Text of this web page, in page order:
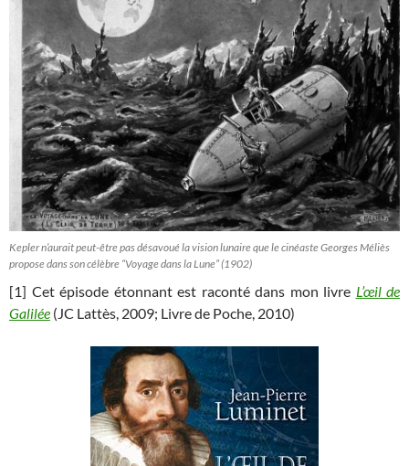
Kepler n’aurait peut-être pas désavoué la vision lunaire que le cinéaste Georges Méliès
propose dans son célèbre “Voyage dans la Lune” (1902)
[1] Cet épisode étonnant est raconté dans mon livre L’œil de
Galilée (JC Lattès, 2009; Livre de Poche, 2010)